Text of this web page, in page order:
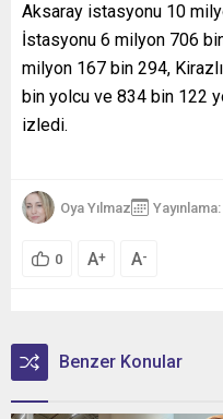
Aksaray istasyonu 10
İstasyonu 6 milyon 706
milyon 167 bin 294,
bin yolcu ve 834 bin 122
izledi.
Oya Yılmaz
0 A+ A-
Benzer Konular